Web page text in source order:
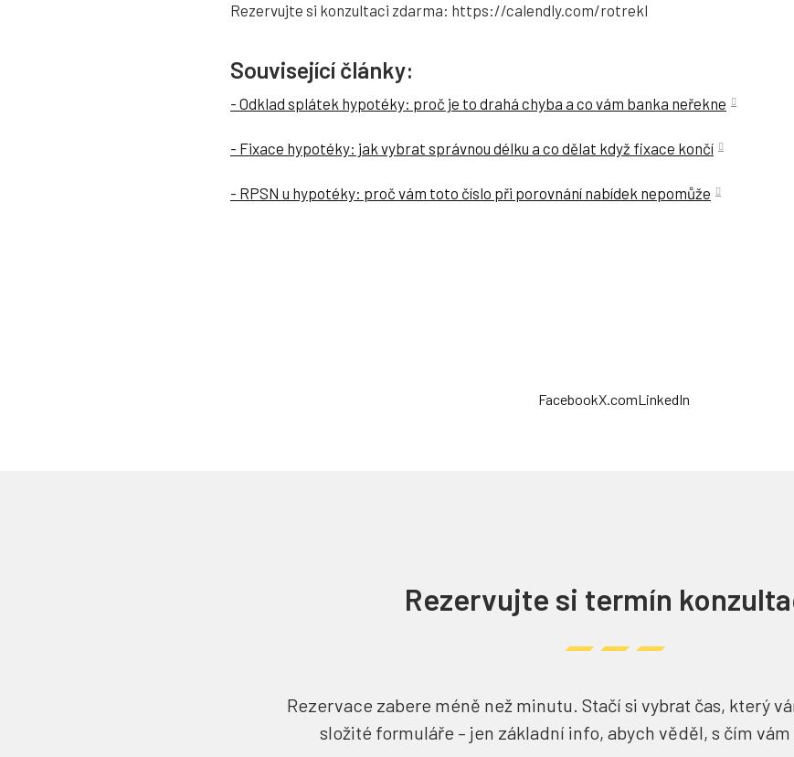
Rezervujte si konzultaci zdarma: https://calendly.com/rotrekl
Související články:
- Odklad splátek hypotéky: proč je to drahá chyba a co vám banka neřekne
- Fixace hypotéky: jak vybrat správnou délku a co dělat když fixace končí
- RPSN u hypotéky: proč vám toto číslo při porovnání nabídek nepomůže
FacebookX.comLinkedIn
Rezervujte si termín
Rezervace zabere méně než minutu. Stačí si vybrat čas, který
složité formuláře – jen základní info, abych věděl, s čím